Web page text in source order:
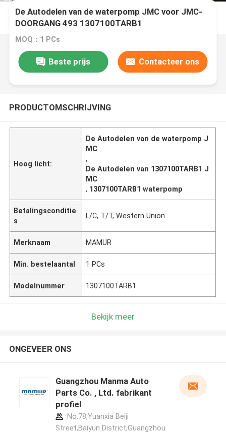
De Autodelen van de waterpomp JMC voor JMC-
DOORGANG 493 1307100TARB1
MOQ：1 PCs
Beste prijs Contacteer ons
PRODUCTOMSCHRIJVING
Hoog licht:
De Autodelen van de waterpomp J
MC
,
De Autodelen van 1307100TARB1 J
MC
, 1307100TARB1 waterpomp
Betalingsconditie
s
L/C, T/T, Western Union
Merknaam MAMUR
Min. bestelaantal 1 PCs
Modelnummer 1307100TARB1
Bekijk meer
ONGEVEER ONS
Guangzhou Manma Auto
Parts Co. , Ltd. fabrikant
profiel
No.78,Yuanxia Beiji
Street,Baiyun District,Guangzhou